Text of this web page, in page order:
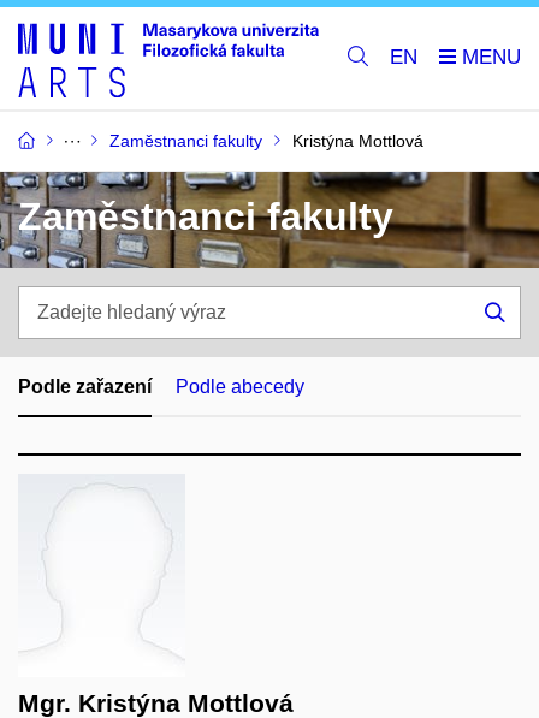
EN
Zaměstnanci fakulty Kristýna Mottlová
Zaměstnanci fakulty
hledaný
výraz
Podle zařazení Podle abecedy
Mgr. Kristýna Mottlová